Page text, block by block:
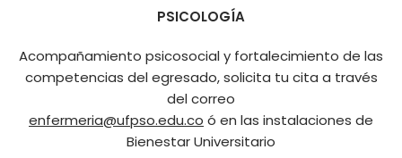
PSICOLOGÍA
Acompañamiento psicosocial y fortalecimiento de las
competencias del egresado, solicita tu cita a través
del correo
enfermeria@ufpso.edu.co ó en las instalaciones de
Bienestar Universitario